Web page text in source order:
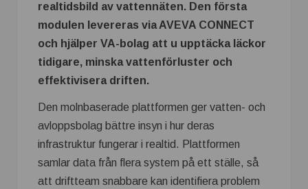
realtidsbild av vattennäten. Den första
modulen levereras via AVEVA CONNECT
och hjälper VA-bolag att u upptäcka läckor
tidigare, minska vattenförluster och
effektivisera driften.
Den molnbaserade plattformen ger vatten- och
avloppsbolag bättre insyn i hur deras
infrastruktur fungerar i realtid. Plattformen
samlar data från flera system på ett ställe, så
att driftteam snabbare kan identifiera problem